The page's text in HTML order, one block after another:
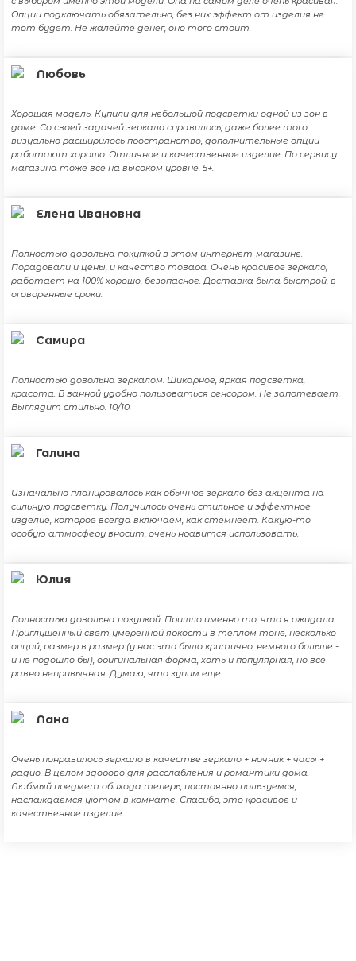
Опции подключать обязательно, без них эффект от изделия не
тот будет. Не жалейте денег, оно того стоит.
Любовь
Хорошая модель. Купили для небольшой подсветки одной из зон в
доме. Со своей задачей зеркало справилось, даже более того,
визуально расширилось пространство, дополнительные опции
работают хорошо. Отличное и качественное изделие. По сервису
магазина тоже все на высоком уровне. 5+.
Елена Ивановна
Полностью довольна покупкой в этом интернет-магазине.
Порадовали и цены, и качество товара. Очень красивое зеркало,
работает на 100% хорошо, безопасное. Доставка была быстрой, в
оговоренные сроки.
Самира
Полностью довольна зеркалом. Шикарное, яркая подсветка,
красота. В ванной удобно пользоваться сенсором. Не запотевает.
Выглядит стильно. 10/10.
Галина
Изначально планировалось как обычное зеркало без акцента на
сильную подсветку. Получилось очень стильное и эффектное
изделие, которое всегда включаем, как стемнеет. Какую-то
особую атмосферу вносит, очень нравится использовать.
Юлия
Полностью довольна покупкой. Пришло именно то, что я ожидала.
Приглушенный свет умеренной яркости в теплом тоне, несколько
опций, размер в размер (у нас это было критично, немного больше -
и не подошло бы), оригинальная форма, хоть и популярная, но все
равно непривычная. Думаю, что купим еще.
Лана
Очень понравилось зеркало в качестве зеркало + ночник + часы +
радио. В целом здорово для расслабления и романтики дома.
Любмый предмет обихода теперь, постоянно пользуемся,
наслаждаемся уютом в комнате. Спасибо, это красивое и
качественное изделие.